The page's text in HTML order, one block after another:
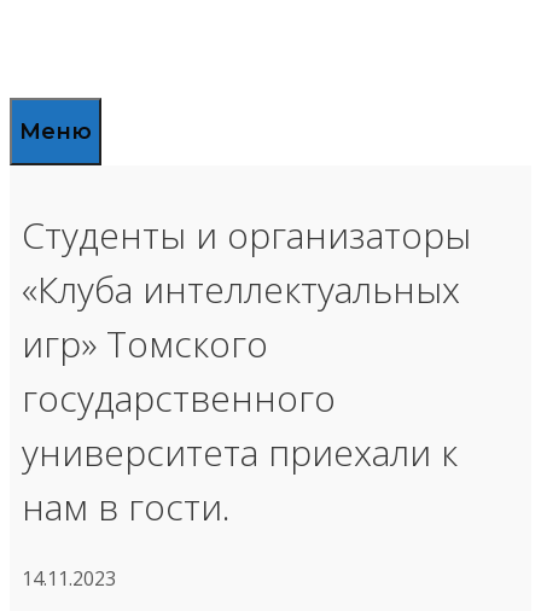
Меню
Студенты и организаторы
«Клуба интеллектуальных
игр» Томского
государственного
университета приехали к
нам в гости.
14.11.2023